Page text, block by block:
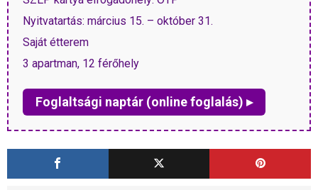
Nyitvatartás: március 15. – október 31.
Saját étterem
3 apartman, 12 férőhely
Foglaltsági naptár (online foglalás) ▸